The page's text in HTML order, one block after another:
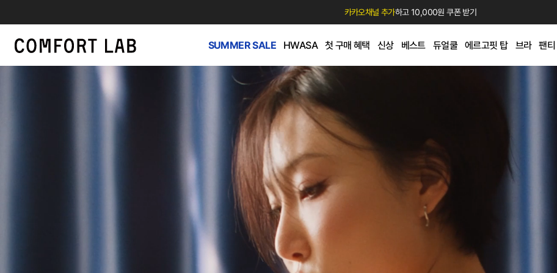
카카오채널 추가하고 10,000원 쿠폰 받기
SUMMER SALE HWASA 첫 구매 혜택 신상 베스트 듀얼쿨 에르고핏 탑 브라 팬티